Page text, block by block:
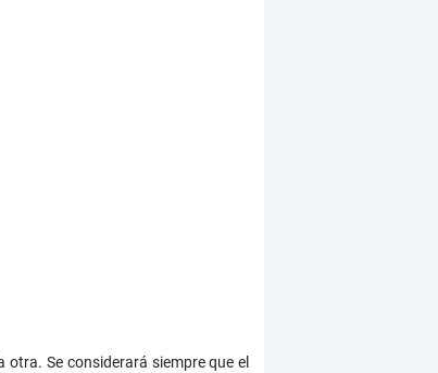
Se considerará siempre que el